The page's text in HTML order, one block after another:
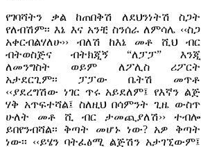
የገባሻትን ቃል ከጠበቅሽ ለደህንነትሽ ስጋት
የለብሽም፡፡ እኔ እና አንቺ ስንሰራ ለምሳሌ ‹‹ስጋ
አቀርብልሃለሁ›› ብለሽ ከእኔ መቶ ሺህ ብር
ብትወስጅና ብትክጂኝ “ለፓፓ” እንጂ
ለመንግስት ወይም ለፖሊስ ሪፖርት
አታደርጊም፡፡ ፓፓው ቤትሽ መጥቶ
‹‹ያደረግሽው ነገር ጥሩ አይደለም፤ የእኛን ልጅ
ሃቅ አጥፍተሻል፤ ስለዚህ በሳምንት ጊዜ ውስጥ
ሁለት መቶ ሺ ብር ታመጪያለሽ›› ተብሎ
ይበየንብሻል፡፡ ቅጣት መሆኑ ነው? አዎ ቅጣት
ነው፡፡ ‹‹ይሄን ባትፈፅሚ ልጅሽን አታገኚውም፤